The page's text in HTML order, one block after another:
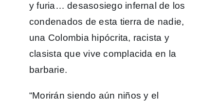
y furia… desasosiego infernal de los
condenados de esta tierra de nadie,
una Colombia hipócrita, racista y
clasista que vive complacida en la
barbarie.
“Morirán siendo aún niños y el